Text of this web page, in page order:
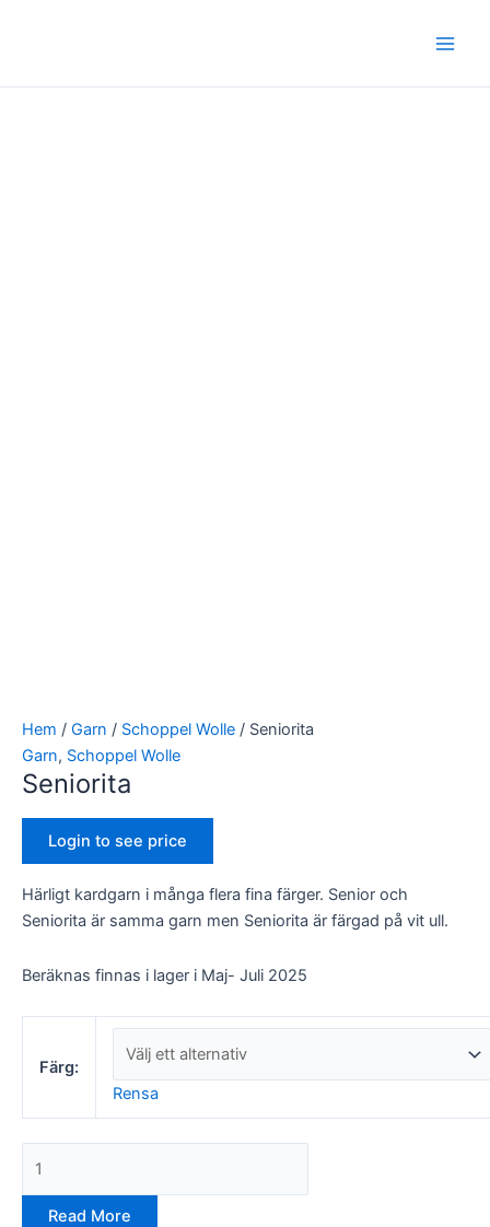
Hem / Garn / Schoppel Wolle / Seniorita
Garn, Schoppel Wolle
Seniorita
Login to see price
Härligt kardgarn i många flera fina färger. Senior och
Seniorita är samma garn men Seniorita är färgad på vit ull.
Beräknas finnas i lager i Maj- Juli 2025
Färg:
Rensa
Read More